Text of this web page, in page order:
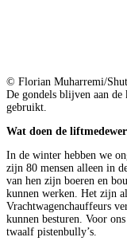
© Florian Muharremi/
De gondels blijven aan
gebruikt.
Wat doen de
In de winter hebben we
zijn 80 mensen alleen in
van hen zijn boeren en
kunnen werken. Het zijn
Vrachtwagenchauffeurs
kunnen besturen. Voor
twaalf pistenbully’s.